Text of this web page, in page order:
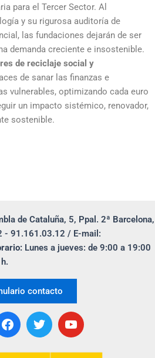
para el Tercer Sector. Al
y su rigurosa auditoría de
las fundaciones dejarán de ser
demanda creciente e insostenible.
de reciclaje social y
de sanar las finanzas e
vulnerables, optimizando cada euro
un impacto sistémico, renovador,
sostenible.
de Cataluña, 5, Ppal. 2ª Barcelona,
- 91.161.03.12 / E-mail:
Lunes a jueves: de 9:00 a 19:00
contacto